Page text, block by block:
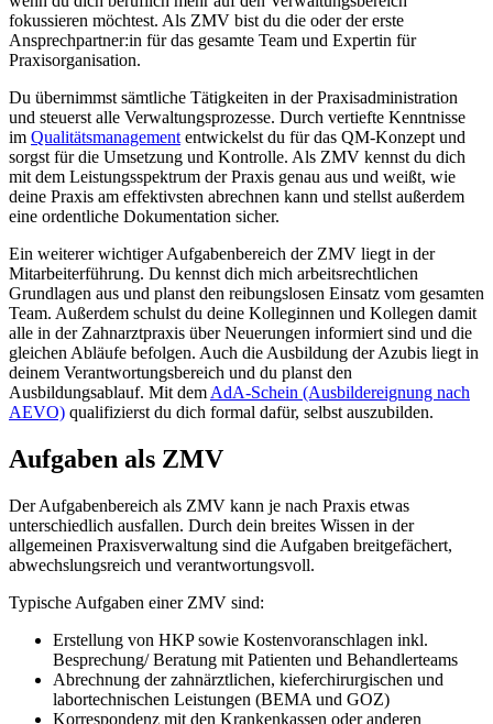
fokussieren möchtest. Als ZMV bist du die oder der erste
Ansprechpartner:in für das gesamte Team und Expertin für
Praxisorganisation.
Du übernimmst sämtliche Tätigkeiten in der Praxisadministration
und steuerst alle Verwaltungsprozesse. Durch vertiefte Kenntnisse
im Qualitätsmanagement entwickelst du für das QM-Konzept und
sorgst für die Umsetzung und Kontrolle. Als ZMV kennst du dich
mit dem Leistungsspektrum der Praxis genau aus und weißt, wie
deine Praxis am effektivsten abrechnen kann und stellst außerdem
eine ordentliche Dokumentation sicher.
Ein weiterer wichtiger Aufgabenbereich der ZMV liegt in der
Mitarbeiterführung. Du kennst dich mich arbeitsrechtlichen
Grundlagen aus und planst den reibungslosen Einsatz vom gesamten
Team. Außerdem schulst du deine Kolleginnen und Kollegen damit
alle in der Zahnarztpraxis über Neuerungen informiert sind und die
gleichen Abläufe befolgen. Auch die Ausbildung der Azubis liegt in
deinem Verantwortungsbereich und du planst den
Ausbildungsablauf. Mit dem AdA-Schein (Ausbildereignung nach
AEVO) qualifizierst du dich formal dafür, selbst auszubilden.
Aufgaben als ZMV
Der Aufgabenbereich als ZMV kann je nach Praxis etwas
unterschiedlich ausfallen. Durch dein breites Wissen in der
allgemeinen Praxisverwaltung sind die Aufgaben breitgefächert,
abwechslungsreich und verantwortungsvoll.
Typische Aufgaben einer ZMV sind:
Erstellung von HKP sowie Kostenvoranschlagen inkl.
Besprechung/ Beratung mit Patienten und Behandlerteams
Abrechnung der zahnärztlichen, kieferchirurgischen und
labortechnischen Leistungen (BEMA und GOZ)
Korrespondenz mit den Krankenkassen oder anderen